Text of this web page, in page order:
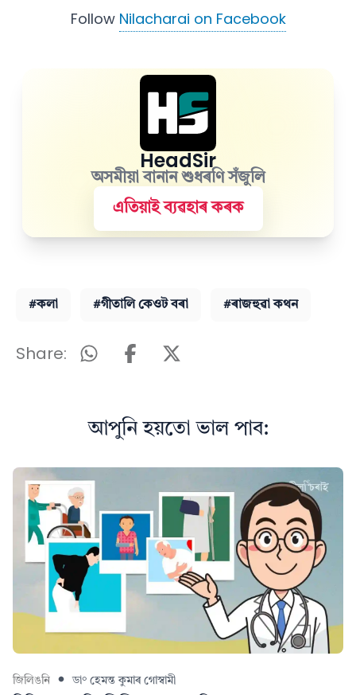
Follow Nilacharai on Facebook
HeadSir
অসমীয়া বানান শুধৰণি সঁজুলি
এতিয়াই ব্যৱহাৰ কৰক
#কলা #গীতালি কেওট বৰা #ৰাজহুৱা কথন
Share:
আপুনি হয়তো ভাল পাব:
জিলিঙনি ডা° হেমন্ত কুমাৰ গোস্বামী